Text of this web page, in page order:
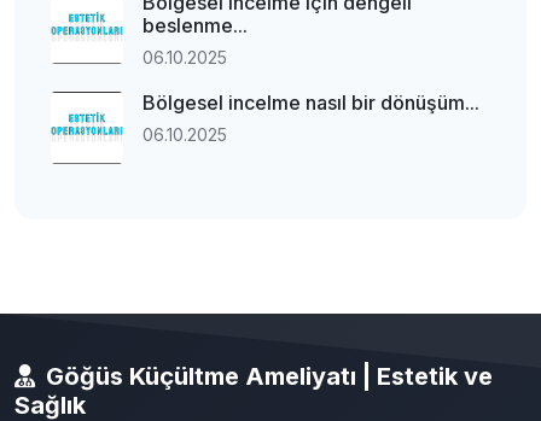
beslenme...
06.10.2025
Bölgesel incelme nasıl bir dönüşüm...
06.10.2025
Göğüs Küçültme Ameliyatı | Estetik ve
Sağlık